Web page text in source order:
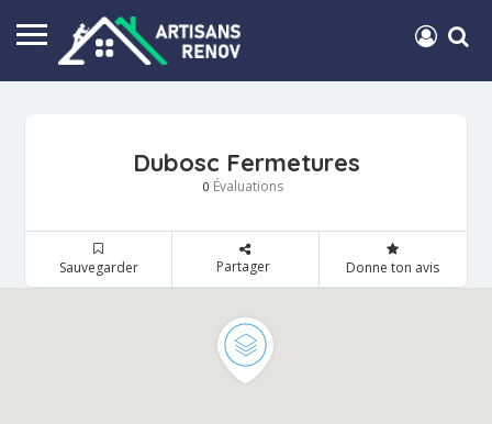
Dubosc Fermetures
0 Évaluations
Sauvegarder Partager Donne ton avis